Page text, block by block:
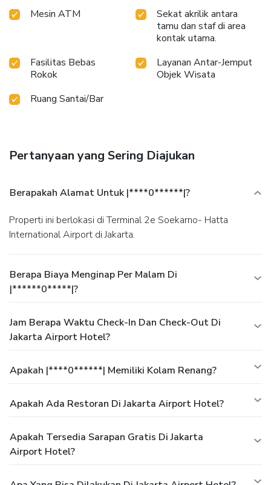
Mesin ATM
Sekat akrilik antara
tamu dan staf di area
kontak utama.
Fasilitas Bebas
Rokok
Layanan Antar-Jemput
Objek Wisata
Ruang Santai/Bar
Pertanyaan yang Sering Diajukan
Berapakah Alamat Untuk |****0******|?
Properti ini berlokasi di Terminal 2e Soekarno- Hatta
International Airport di Jakarta.
Berapa Biaya Menginap Per Malam Di
|******0*****|?
Jam Berapa Waktu Check-In Dan Check-Out Di
Jakarta Airport Hotel?
Apakah |****0******| Memiliki Kolam Renang?
Apakah Ada Restoran Di Jakarta Airport Hotel?
Apakah Tersedia Sarapan Gratis Di Jakarta
Airport Hotel?